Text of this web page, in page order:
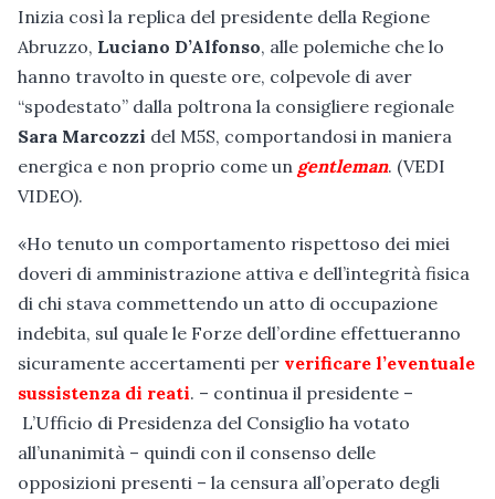
Inizia così la replica del presidente della Regione
Abruzzo, Luciano D’Alfonso, alle polemiche che lo
hanno travolto in queste ore, colpevole di aver
“spodestato” dalla poltrona la consigliere regionale
Sara Marcozzi del M5S, comportandosi in maniera
energica e non proprio come un gentleman. (VEDI
VIDEO).
«Ho tenuto un comportamento rispettoso dei miei
doveri di amministrazione attiva e dell’integrità fisica
di chi stava commettendo un atto di occupazione
indebita, sul quale le Forze dell’ordine effettueranno
sicuramente accertamenti per verificare l’eventuale
sussistenza di reati. – continua il presidente –
L’Ufficio di Presidenza del Consiglio ha votato
all’unanimità – quindi con il consenso delle
opposizioni presenti – la censura all’operato degli